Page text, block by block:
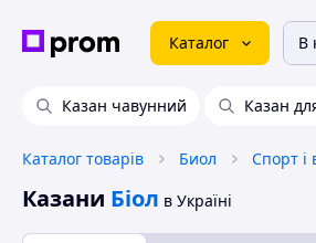
Каталог В
Казан чавунний Казан
Каталог товарів Биол Спорт і
Казани Біол в Україні